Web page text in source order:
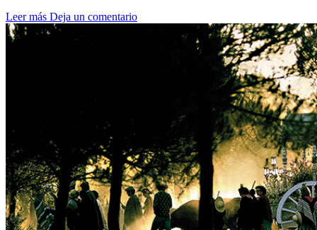
Leer más Deja un comentario